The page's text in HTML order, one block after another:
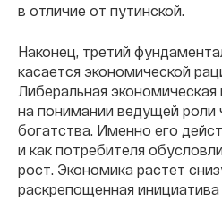
в отличие от путинской.
Наконец, третий
касается экономической
Либеральная
на понимании ведущей роли
богатства. Именно его
и как потребителя
рост. Экономика растет
раскрепощенная инициатива